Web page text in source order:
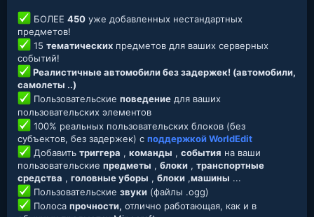
БОЛЕЕ450 уже добавленных нестандартных
предметов!
15тематических предметов для ваших серверных
событий!
Реалистичные автомобили без задержек! (автомобили,
самолеты ..)
Пользовательскиеповедение для ваших
пользовательских элементов
100% реальных пользовательских блоков (без
субъектов, без задержек) с поддержкой WorldEdit
Добавитьтриггера ,команды ,события на ваши
пользовательские предметы , блоки , транспортные
средства , головные уборы , блоки ,машины ...
Пользовательскиезвуки (файлы .ogg)
Полосапрочности, отлично работающая, как и в